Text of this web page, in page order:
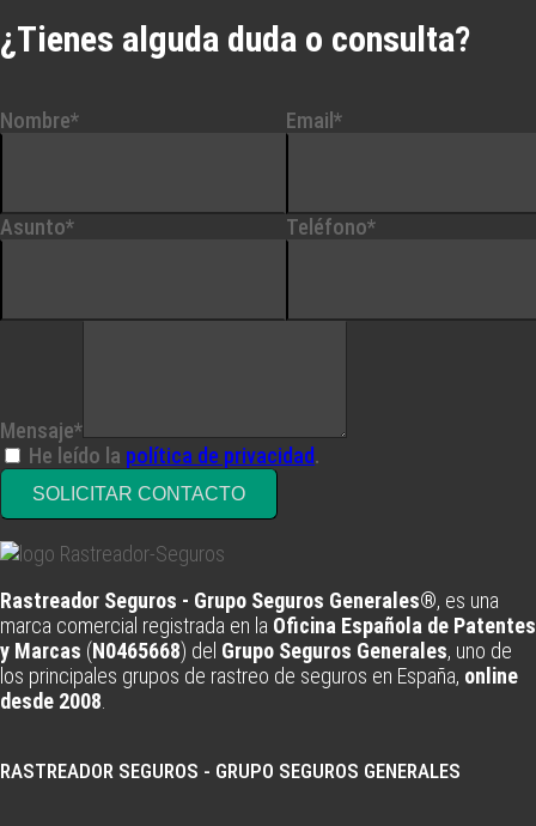
¿Tienes alguda duda o consulta?
Nombre*
Asunto*
Email*
Teléfono*
Mensaje*
He leído la política de privacidad.
SOLICITAR CONTACTO
Rastreador Seguros - Grupo Seguros Generales®, es una
marca comercial registrada en la Oficina Española de Patentes
y Marcas (N0465668) del Grupo Seguros Generales, uno de
los principales grupos de rastreo de seguros en España, online
desde 2008
RASTREADOR SEGUROS - GRUPO SEGUROS GENERALES